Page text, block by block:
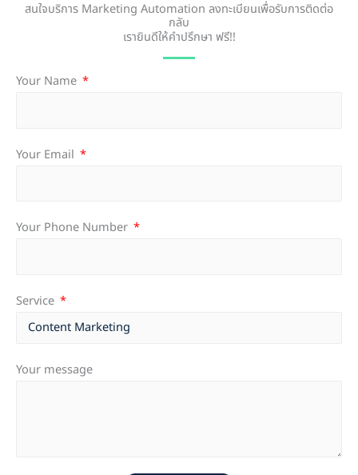
สนใจบริการ Marketing Automation ลงทะเบียนเพื่อรับการติดต่อ
กลับ
เรายินดีให้คำปรึกษา ฟรี!!
Your Name
Your Email
Your Phone Number
Service
Your message